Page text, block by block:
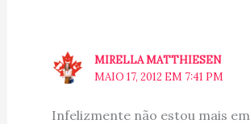
MIRELLA MATTHIESEN
MAIO 17, 2012 EM 7:41 PM
Infelizmente não estou mais em